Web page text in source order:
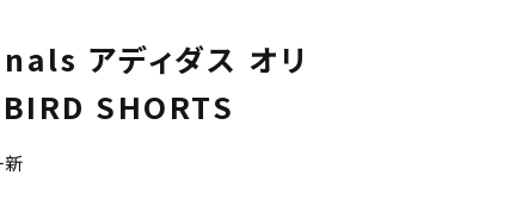
アディダス オリ
SHORTS
新